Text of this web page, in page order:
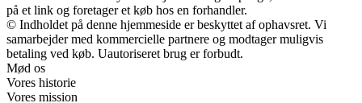
på et link og foretager et køb hos en forhandler.
© Indholdet på denne hjemmeside er beskyttet af ophavsret. Vi
samarbejder med kommercielle partnere og modtager muligvis
betaling ved køb. Uautoriseret brug er forbudt.
Mød os
Vores historie
Vores mission